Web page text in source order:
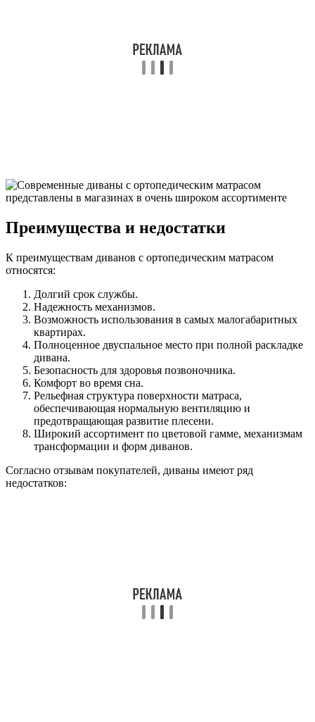
Преимущества и недостатки
К преимуществам диванов с ортопедическим матрасом
относятся:
Долгий срок службы.
Надежность механизмов.
Возможность использования в самых малогабаритных
квартирах.
Полноценное двуспальное место при полной раскладке
дивана.
Безопасность для здоровья позвоночника.
Комфорт во время сна.
Рельефная структура поверхности матраса,
обеспечивающая нормальную вентиляцию и
предотвращающая развитие плесени.
Широкий ассортимент по цветовой гамме, механизмам
трансформации и форм диванов.
Согласно отзывам покупателей, диваны имеют ряд
недостатков: